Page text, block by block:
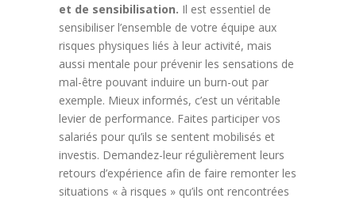
et de sensibilisation. Il est essentiel de
sensibiliser l’ensemble de votre équipe aux
risques physiques liés à leur activité, mais
aussi mentale pour prévenir les sensations de
mal-être pouvant induire un burn-out par
exemple. Mieux informés, c’est un véritable
levier de performance. Faites participer vos
salariés pour qu’ils se sentent mobilisés et
investis. Demandez-leur régulièrement leurs
retours d’expérience afin de faire remonter les
situations « à risques » qu’ils ont rencontrées